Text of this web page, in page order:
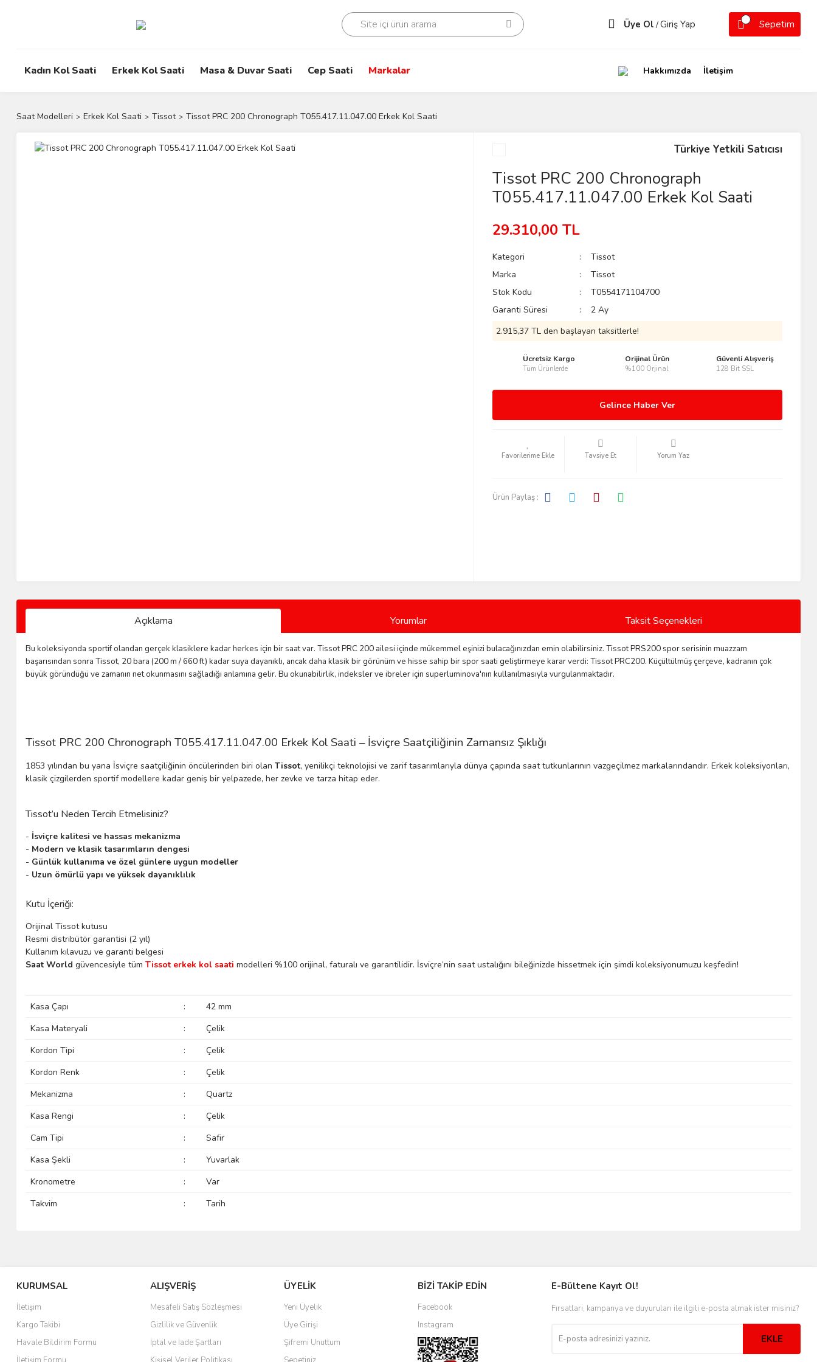
Üye Ol /Giriş Yap Sepetim
Kadın Kol Saati Erkek Kol Saati Masa & Duvar Saati Cep Saati Markalar Hakkımızda İletişim
Saat Modelleri Erkek Kol Saati Tissot Tissot PRC 200 Chronograph T055.417.11.047.00 Erkek Kol Saati
Türkiye Yetkili Satıcısı
Tissot PRC 200 Chronograph
T055.417.11.047.00 Erkek Kol Saati
29.310,00 TL
Kategori
Tissot
Marka
Tissot
Stok Kodu
T0554171104700
Garanti Süresi
2 Ay
2.915,37 TL den başlayan taksitlerle!
Ücretsiz Kargo
Tüm Ürünlerde
Orijinal Ürün
%100 Orjinal
Güvenli Alışveriş
128 Bit SSL
Gelince Haber Ver
Tavsiye Et Yorum Yaz
Ürün Paylaş :
Açıklama Yorumlar Taksit Seçenekleri
Bu koleksiyonda sportif olandan gerçek klasiklere kadar herkes için bir saat var. Tissot PRC 200 ailesi içinde mükemmel eşinizi bulacağınızdan emin olabilirsiniz. Tissot PRS200 spor serisinin muazzam
başarısından sonra Tissot, 20 bara (200 m / 660 ft) kadar suya dayanıklı, ancak daha klasik bir görünüm ve hisse sahip bir spor saati geliştirmeye karar verdi: Tissot PRC200. Küçültülmüş çerçeve, kadranın çok
büyük göründüğü ve zamanın net okunmasını sağladığı anlamına gelir. Bu okunabilirlik, indeksler ve ibreler için superluminova'nın kullanılmasıyla vurgulanmaktadır.
Tissot PRC 200 Chronograph T055.417.11.047.00 Erkek Kol Saati – İsviçre Saatçiliğinin Zamansız Şıklığı
1853 yılından bu yana İsviçre saatçiliğinin öncülerinden biri olan Tissot, yenilikçi teknolojisi ve zarif tasarımlarıyla dünya çapında saat tutkunlarının vazgeçilmez markalarındandır. Erkek koleksiyonları,
klasik çizgilerden sportif modellere kadar geniş bir yelpazede, her zevke ve tarza hitap eder.
Tissot’u Neden Tercih Etmelisiniz?
- İsviçre kalitesi ve hassas mekanizma
- Modern ve klasik tasarımların dengesi
- Günlük kullanıma ve özel günlere uygun modeller
- Uzun ömürlü yapı ve yüksek dayanıklılık
Kutu İçeriği:
Orijinal Tissot kutusu
Resmi distribütör garantisi (2 yıl)
Kullanım kılavuzu ve garanti belgesi
Saat World güvencesiyle tüm Tissot erkek kol saati modelleri %100 orijinal, faturalı ve garantilidir. İsviçre’nin saat ustalığını bileğinizde hissetmek için şimdi koleksiyonumuzu keşfedin!
Kasa Çapı :
42 mm
Kasa Materyali
:
Çelik
Kordon Tipi
:
Çelik
Kordon Renk
:
Çelik
Mekanizma
:
Quartz
Kasa Rengi
:
Çelik
Cam Tipi
:
Safir
Kasa Şekli
:
Yuvarlak
Kronometre
:
Var
Takvim
: Tarih
KURUMSAL
İletişim
Kargo Takibi
Havale Bildirim Formu
ALIŞVERİŞ
Mesafeli Satış Sözleşmesi
Gizlilik ve Güvenlik
İptal ve İade Şartları
ÜYELİK
Yeni Üyelik
Üye Girişi
Şifremi Unuttum
BİZİ TAKİP EDİN
Facebook
Instagram
E-Bültene Kayıt Ol!
Fırsatları, kampanya ve duyuruları ile ilgili e-posta almak ister misiniz?
EKLE